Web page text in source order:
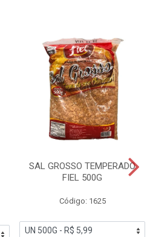
SAL GROSSO TEMPERADO
FIEL 500G
Código: 1625